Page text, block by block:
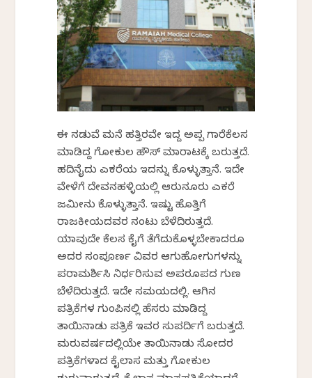
ಈ ನಡುವೆ ಮನೆ ಹತ್ತಿರವೇ ಇದ್ದ ಅಪ್ಪ ಗಾರೆಕೆಲಸ
ಮಾಡಿದ್ದ ಗೋಕುಲ ಹೌಸ್ ಮಾರಾಟಕ್ಕೆ ಬರುತ್ತದೆ.
ಹದಿನೈದು ಎಕರೆಯ ಇದನ್ನು ಕೊಳ್ಳುತ್ತಾನೆ. ಇದೇ
ವೇಳೆಗೆ ದೇವನಹಳ್ಳಿಯಲ್ಲಿ ಆರುನೂರು ಎಕರೆ
ಜಮೀನು ಕೊಳ್ಳುತ್ತಾನೆ. ಇಷ್ಟು ಹೊತ್ತಿಗೆ
ರಾಜಕೀಯದವರ ನಂಟು ಬೆಳೆದಿರುತ್ತದೆ.
ಯಾವುದೇ ಕೆಲಸ ಕೈಗೆ ತೆಗೆದುಕೊಳ್ಳಬೇಕಾದರೂ
ಅದರ ಸಂಪೂರ್ಣ ವಿವರ ಆಗುಹೋಗುಗಳನ್ನು
ಪರಾಮರ್ಶಿಸಿ ನಿರ್ಧರಿಸುವ ಅಪರೂಪದ ಗುಣ
ಬೆಳೆದಿರುತ್ತದೆ. ಇದೇ ಸಮಯದಲ್ಲಿ. ಆಗಿನ
ಪತ್ರಿಕೆಗಳ ಗುಂಪಿನಲ್ಲಿ ಹೆಸರು ಮಾಡಿದ್ದ
ತಾಯಿನಾಡು ಪತ್ರಿಕೆ ಇವರ ಸುಪರ್ದಿಗೆ ಬರುತ್ತದೆ.
ಮರುವರ್ಷದಲ್ಲಿಯೇ ತಾಯಿನಾಡು ಸೋದರ
ಪತ್ರಿಕೆಗಳಾದ ಕೈಲಾಸ ಮತ್ತು ಗೋಕುಲ